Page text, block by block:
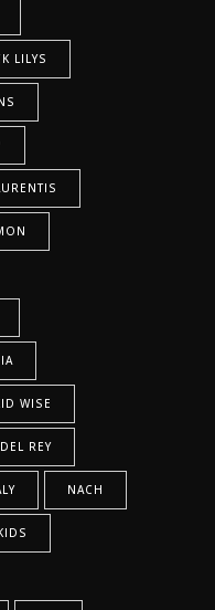
LILYS
WISE
REY
NACH